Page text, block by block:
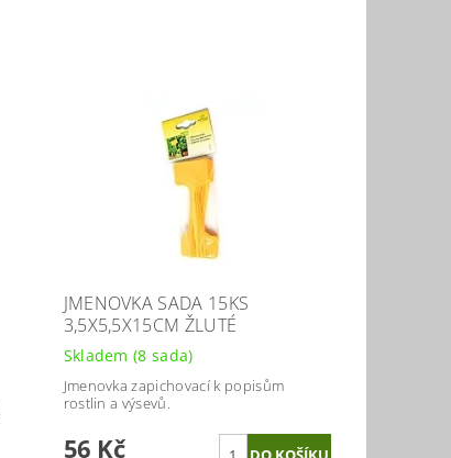
JMENOVKA SADA 15KS
3,5X5,5X15CM ŽLUTÉ
Skladem(8 sada)
Jmenovka zapichovací k popisům
rostlin a výsevů.
56 Kč